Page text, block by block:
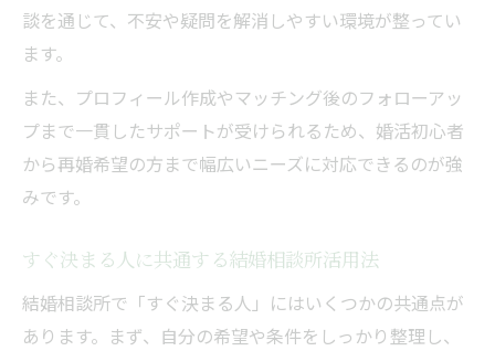
談を通じて、不安や疑問を解消しやすい環境が整ってい
ます。
また、プロフィール作成やマッチング後のフォローアッ
プまで一貫したサポートが受けられるため、婚活初心者
から再婚希望の方まで幅広いニーズに対応できるのが強
みです。
すぐ決まる人に共通する結婚相談所活用法
結婚相談所で「すぐ決まる人」にはいくつかの共通点が
あります。まず、自分の希望や条件をしっかり整理し、